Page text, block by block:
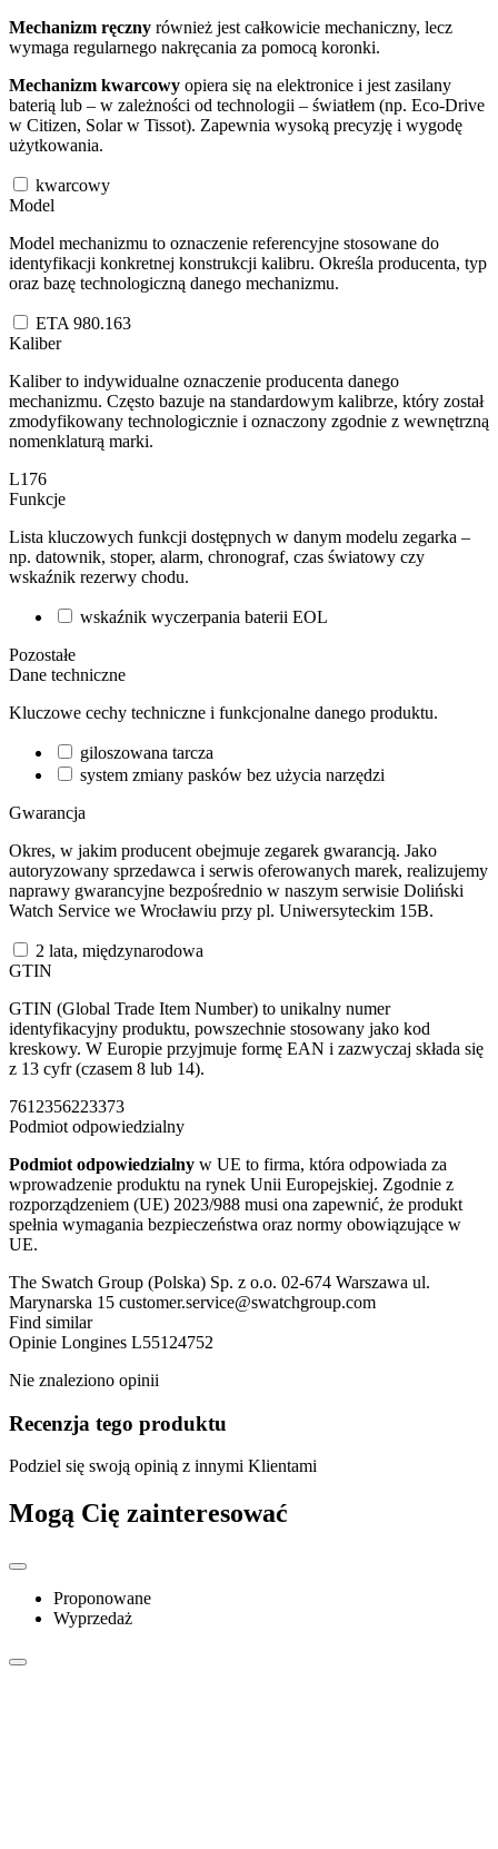
Mechanizm ręczny również jest całkowicie mechaniczny, lecz
wymaga regularnego nakręcania za pomocą koronki.
Mechanizm kwarcowy opiera się na elektronice i jest zasilany
baterią lub – w zależności od technologii – światłem (np. Eco-Drive
w Citizen, Solar w Tissot). Zapewnia wysoką precyzję i wygodę
użytkowania.
kwarcowy
Model
Model mechanizmu to oznaczenie referencyjne stosowane do
identyfikacji konkretnej konstrukcji kalibru. Określa producenta, typ
oraz bazę technologiczną danego mechanizmu.
ETA 980.163
Kaliber
Kaliber to indywidualne oznaczenie producenta danego
mechanizmu. Często bazuje na standardowym kalibrze, który został
zmodyfikowany technologicznie i oznaczony zgodnie z wewnętrzną
nomenklaturą marki.
L176
Funkcje
Lista kluczowych funkcji dostępnych w danym modelu zegarka –
np. datownik, stoper, alarm, chronograf, czas światowy czy
wskaźnik rezerwy chodu.
wskaźnik wyczerpania baterii EOL
Pozostałe
Dane techniczne
Kluczowe cechy techniczne i funkcjonalne danego produktu.
giloszowana tarcza
system zmiany pasków bez użycia narzędzi
Gwarancja
Okres, w jakim producent obejmuje zegarek gwarancją. Jako
autoryzowany sprzedawca i serwis oferowanych marek, realizujemy
naprawy gwarancyjne bezpośrednio w naszym serwisie Doliński
Watch Service we Wrocławiu przy pl. Uniwersyteckim 15B.
2 lata, międzynarodowa
GTIN
GTIN (Global Trade Item Number) to unikalny numer
identyfikacyjny produktu, powszechnie stosowany jako kod
kreskowy. W Europie przyjmuje formę EAN i zazwyczaj składa się
z 13 cyfr (czasem 8 lub 14).
7612356223373
Podmiot odpowiedzialny
Podmiot odpowiedzialny w UE to firma, która odpowiada za
wprowadzenie produktu na rynek Unii Europejskiej. Zgodnie z
rozporządzeniem (UE) 2023/988 musi ona zapewnić, że produkt
spełnia wymagania bezpieczeństwa oraz normy obowiązujące w
UE.
The Swatch Group (Polska) Sp. z o.o. 02-674 Warszawa ul.
Marynarska 15 customer.service@swatchgroup.com
Find similar
Opinie Longines L55124752
Nie znaleziono opinii
Recenzja tego produktu
Podziel się swoją opinią z innymi Klientami
Mogą Cię zainteresować
Proponowane
Wyprzedaż